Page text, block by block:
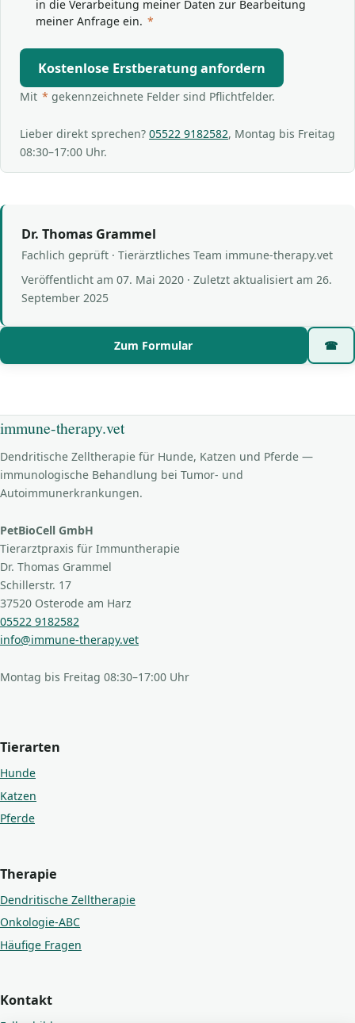
in die Verarbeitung meiner Daten zur Bearbeitung
meiner Anfrage ein. *
Kostenlose Erstberatung anfordern
Mit * gekennzeichnete Felder sind Pflichtfelder.
Lieber direkt sprechen? 05522 9182582, Montag bis Freitag
08:30–17:00 Uhr.
Dr. Thomas Grammel
Fachlich geprüft · Tierärztliches Team immune-therapy.vet
Veröffentlicht am 07. Mai 2020 · Zuletzt aktualisiert am 26.
September 2025
Zum Formular ☎
immune-therapy.vet
Dendritische Zelltherapie für Hunde, Katzen und Pferde —
immunologische Behandlung bei Tumor- und
Autoimmunerkrankungen.
PetBioCell GmbH
Tierarztpraxis für Immuntherapie
Dr. Thomas Grammel
Schillerstr. 17
37520 Osterode am Harz
05522 9182582
info@immune-therapy.vet
Montag bis Freitag 08:30–17:00 Uhr
Tierarten
Hunde
Katzen
Pferde
Therapie
Dendritische Zelltherapie
Onkologie-ABC
Häufige Fragen
Kontakt